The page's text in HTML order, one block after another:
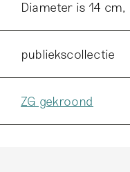
Diameter is 14
publiekscollectie
ZG gekroond